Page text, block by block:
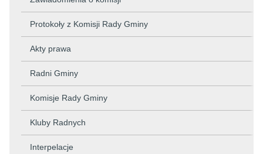
Protokoły z Komisji Rady Gminy
Akty prawa
Radni Gminy
Komisje Rady Gminy
Kluby Radnych
Interpelacje